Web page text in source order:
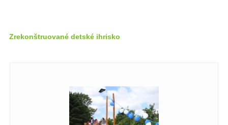
Zrekonštruované detské ihrisko